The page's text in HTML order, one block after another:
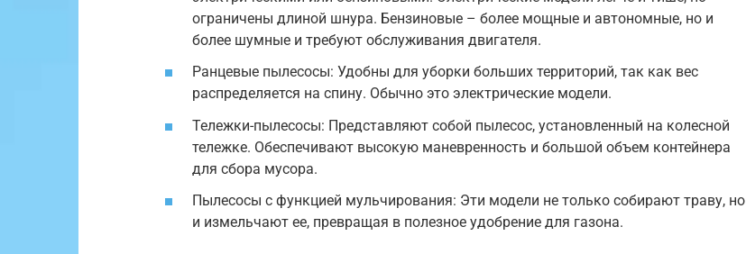
ограничены длиной шнура. Бензиновые – более мощные и автономные, но и
более шумные и требуют обслуживания двигателя.
Ранцевые пылесосы: Удобны для уборки больших территорий, так как вес
распределяется на спину. Обычно это электрические модели.
Тележки-пылесосы: Представляют собой пылесос, установленный на колесной
тележке. Обеспечивают высокую маневренность и большой объем контейнера
для сбора мусора.
Пылесосы с функцией мульчирования: Эти модели не только собирают траву, но
и измельчают ее, превращая в полезное удобрение для газона.